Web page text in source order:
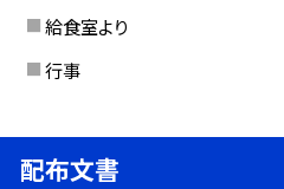
給食室より
行事
配布文書